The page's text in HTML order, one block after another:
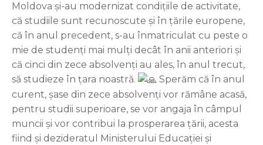
Moldova și-au modernizat condițiile de activitate,
că studiile sunt recunoscute și în țările europene,
că în anul precedent, s-au înmatriculat cu peste o
mie de studenți mai mulți decât în anii anteriori și
că cinci din zece absolvenți au ales, în anul trecut,
să studieze în țara noastră.
Sperăm că în anul
curent, șase din zece absolvenți vor rămâne acasă,
pentru studii superioare, se vor angaja în câmpul
muncii și vor contribui la prosperarea țării, acesta
fiind și dezideratul Ministerului Educației și